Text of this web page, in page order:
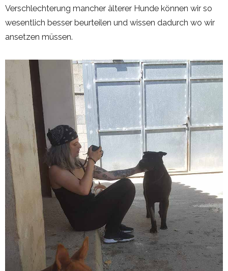
Verschlechterung mancher älterer Hunde können wir so
wesentlich besser beurteilen und wissen dadurch wo wir
ansetzen müssen.